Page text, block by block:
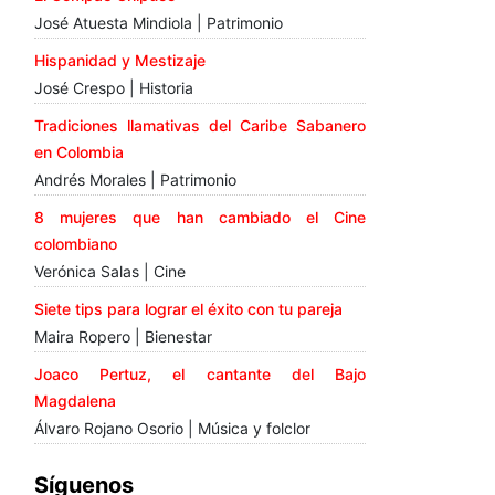
José Atuesta Mindiola | Patrimonio
Hispanidad y Mestizaje
José Crespo | Historia
Tradiciones llamativas del Caribe Sabanero
en Colombia
Andrés Morales | Patrimonio
8 mujeres que han cambiado el Cine
colombiano
Verónica Salas | Cine
Siete tips para lograr el éxito con tu pareja
Maira Ropero | Bienestar
Joaco Pertuz, el cantante del Bajo
Magdalena
Álvaro Rojano Osorio | Música y folclor
Síguenos